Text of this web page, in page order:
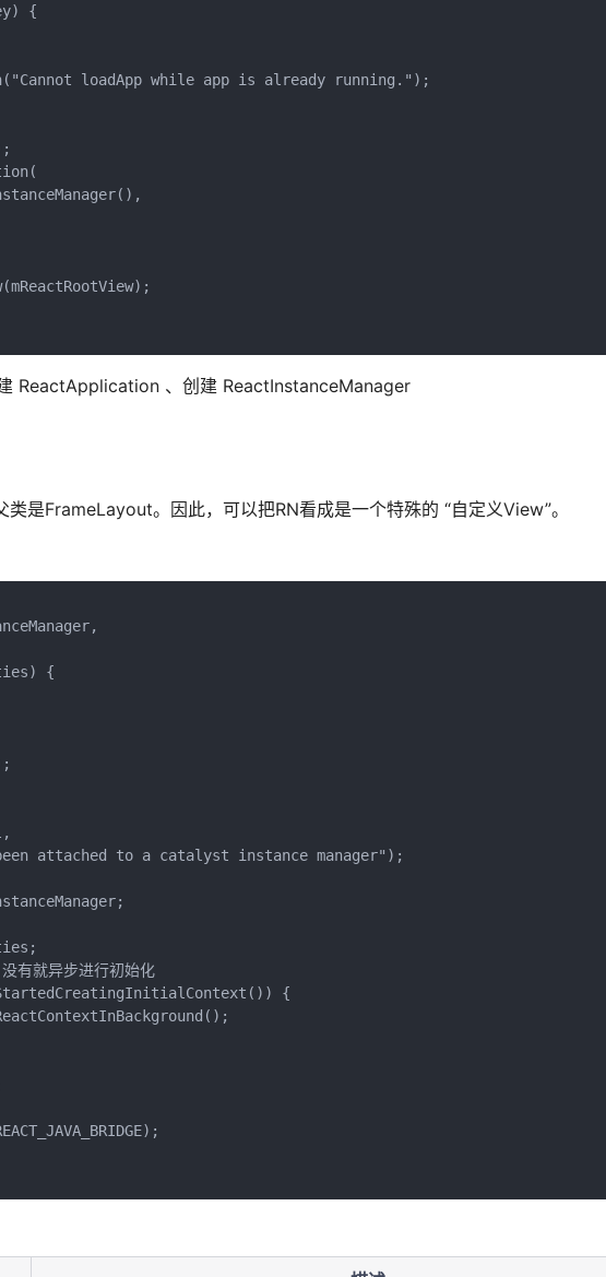
{
loadApp while app is already running.");
ReactApplication 、创建 ReactInstanceManager
是FrameLayout。因此，可以把RN看成是一个特殊的 “自定义View”。
{
attached to a catalyst instance manager");
有就异步进行初始化
{